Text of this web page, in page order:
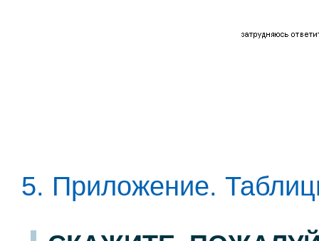
5. Приложение.